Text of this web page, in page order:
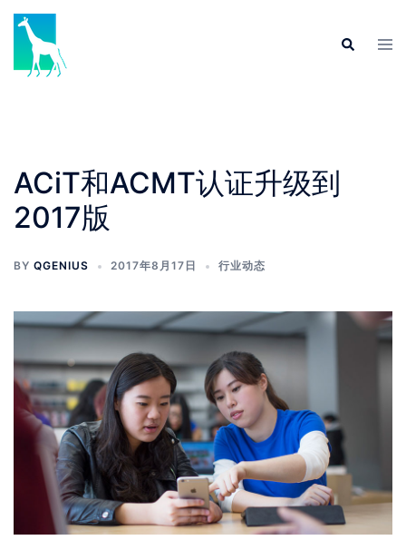
Skip
content
Search
ACiT和ACMT认证升级到
2017版
BY QGENIUS 2017年8月17日 行业动态